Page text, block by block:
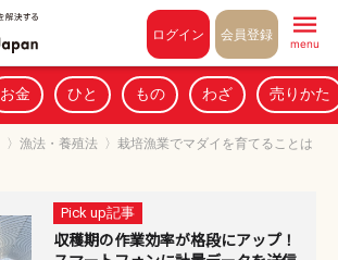
ログイン 会員登録
menu
お金 ひと もの わざ 売りかた
〉 漁法・養殖法 〉 栽培漁業でマダイを育てることは
Pick up記事
収穫期の作業効率が格段にアップ！